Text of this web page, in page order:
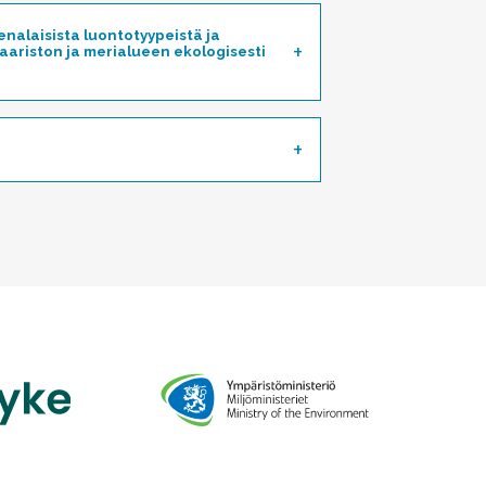
luontotyypeistä ja
ja merialueen ekologisesti